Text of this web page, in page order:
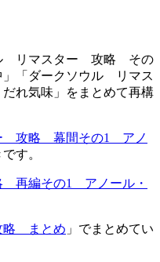
ル リマスター 攻略 その
「ダークソウル リマス
気味」をまとめて再構
攻略 幕間その1 アノ
す。
再編その1 アノール・
略 まとめ 」でまとめてい